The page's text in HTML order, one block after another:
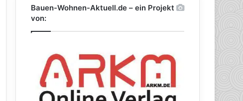
Bauen-Wohnen-Aktuell.de – ein Projekt
von: